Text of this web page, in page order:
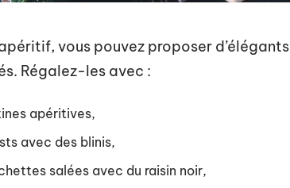
vous pouvez proposer d’élégants
Régalez-les avec :
apéritives,
avec des blinis,
salées avec du raisin noir,